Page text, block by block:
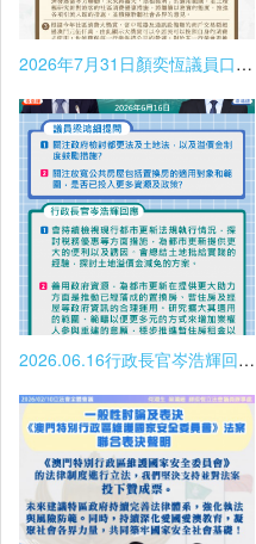
2026年7月31日顏奕恆議員口頭質詢
2026.06.16行政長官岑浩輝回應議員梁鴻細提問